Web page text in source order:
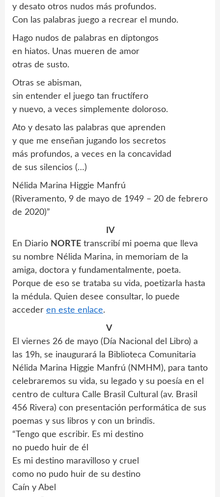
y desato otros nudos más profundos.
Con las palabras juego a recrear el mundo.
Hago nudos de palabras en diptongos
en hiatos. Unas mueren de amor
otras de susto.
Otras se abisman,
sin entender el juego tan fructífero
y nuevo, a veces simplemente doloroso.
Ato y desato las palabras que aprenden
y que me enseñan jugando los secretos
más profundos, a veces en la concavidad
de sus silencios (…)
Nélida Marina Higgie Manfrú
(Riveramento, 9 de mayo de 1949 – 20 de febrero
de 2020)”
IV
En Diario NORTE transcribí mi poema que lleva
su nombre Nélida Marina, in memoriam de la
amiga, doctora y fundamentalmente, poeta.
Porque de eso se trataba su vida, poetizarla hasta
la médula. Quien desee consultar, lo puede
acceder en este enlace.
V
El viernes 26 de mayo (Día Nacional del Libro) a
las 19h, se inaugurará la Biblioteca Comunitaria
Nélida Marina Higgie Manfrú (NMHM), para tanto
celebraremos su vida, su legado y su poesía en el
centro de cultura Calle Brasil Cultural (av. Brasil
456 Rivera) con presentación performática de sus
poemas y sus libros y con un brindis.
“Tengo que escribir. Es mi destino
no puedo huir de él
Es mi destino maravilloso y cruel
como no pudo huir de su destino
Caín y Abel